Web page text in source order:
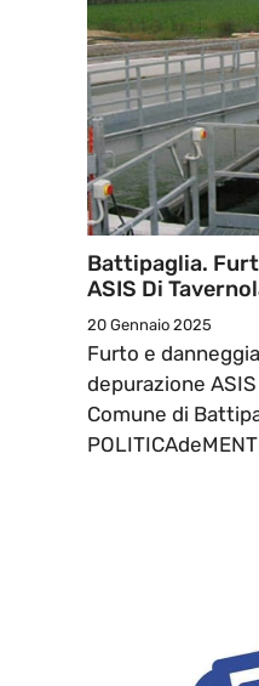
Battipaglia.
ASIS Di
20 Gennaio 2025
Furto e
depurazione
Comune di